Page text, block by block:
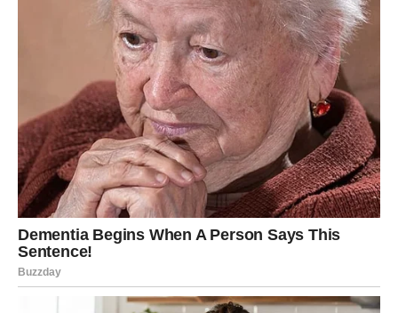
Na ljubavnom planu očekuju vas nežnost, pažnja i mnogo
razloga za osmeh.
Škorpija
Škorpijama dolazi prilika za veliki poslovni napredak.
Finansijska situacija postaje stabilnija, a jedna odluka
pokazaće se veoma važnom za vašu budućnost.
Na ljubavnom planu iskren razgovor rešava stare
nesporazume.